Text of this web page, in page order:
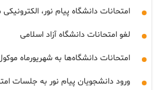
امتحانات دانشگاه پیام نور،
لغو امتحانات دانشگاه آزاد اسلامی
امتحانات دانشگاه‌ها به شهریورماه
ورود دانشجویان پیام نور به جلسات